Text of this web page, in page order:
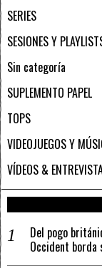
SERIES
SESIONES Y
Sin categoría
SUPLEMENTO PAPEL
TOPS
VIDEOJUEGOS Y
VÍDEOS &
Del pogo
Occident